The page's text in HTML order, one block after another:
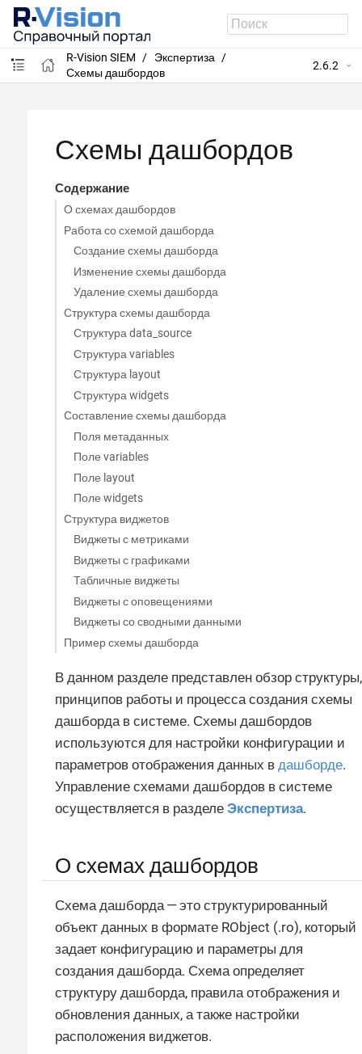
R-Vision SIEM
Экспертиза
Схемы дашбордов
2.6.2
Схемы дашбордов
Содержание
О схемах дашбордов
Работа со схемой дашборда
Создание схемы дашборда
Изменение схемы дашборда
Удаление схемы дашборда
Структура схемы дашборда
Структура data_source
Структура variables
Структура layout
Структура widgets
Составление схемы дашборда
Поля метаданных
Поле variables
Поле layout
Поле widgets
Структура виджетов
Виджеты с метриками
Виджеты с графиками
Табличные виджеты
Виджеты с оповещениями
Виджеты со сводными данными
Пример схемы дашборда
В данном разделе представлен обзор структуры,
принципов работы и процесса создания схемы
дашборда в системе. Схемы дашбордов
используются для настройки конфигурации и
параметров отображения данных в дашборде.
Управление схемами дашбордов в системе
осуществляется в разделе Экспертиза.
О схемах дашбордов
Схема дашборда — это структурированный
объект данных в формате RObject (.ro), который
задает конфигурацию и параметры для
создания дашборда. Схема определяет
структуру дашборда, правила отображения и
обновления данных, а также настройки
расположения виджетов.